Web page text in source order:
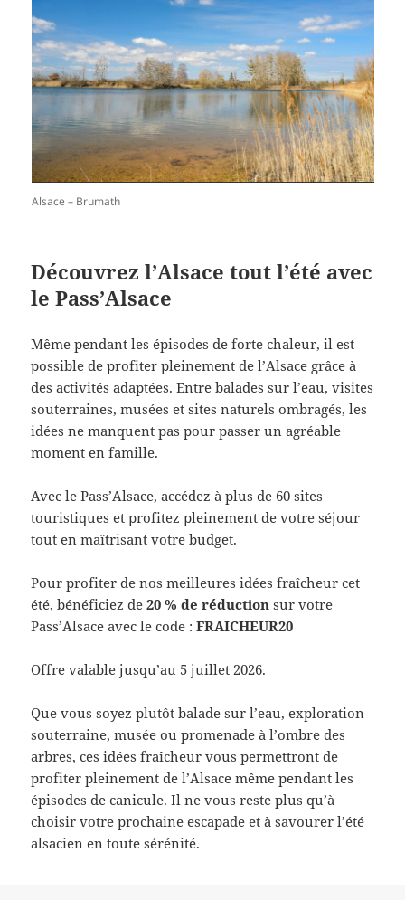
Alsace – Brumath
Découvrez l’Alsace tout l’été avec
le Pass’Alsace
Même pendant les épisodes de forte chaleur, il est
possible de profiter pleinement de l’Alsace grâce à
des activités adaptées. Entre balades sur l’eau, visites
souterraines, musées et sites naturels ombragés, les
idées ne manquent pas pour passer un agréable
moment en famille.
Avec le Pass’Alsace, accédez à plus de 60 sites
touristiques et profitez pleinement de votre séjour
tout en maîtrisant votre budget.
Pour profiter de nos meilleures idées fraîcheur cet
été, bénéficiez de20 % de réduction sur votre
Pass’Alsace avec le code :FRAICHEUR20
Offre valable jusqu’au 5 juillet 2026.
Que vous soyez plutôt balade sur l’eau, exploration
souterraine, musée ou promenade à l’ombre des
arbres, ces idées fraîcheur vous permettront de
profiter pleinement de l’Alsace même pendant les
épisodes de canicule. Il ne vous reste plus qu’à
choisir votre prochaine escapade et à savourer l’été
alsacien en toute sérénité.